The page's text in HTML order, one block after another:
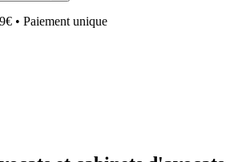
• Paiement unique